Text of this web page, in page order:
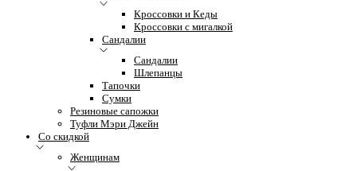
Кроссовки и Кеды
Кроссовки с мигалкой
Сандалии
Сандалии
Шлепанцы
Тапочки
Сумки
Резиновые сапожки
Туфли Мэри Джейн
Со скидкой
Женщинам